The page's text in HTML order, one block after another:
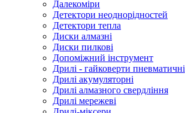
Далекоміри
Детектори неоднорідностей
Детектори тепла
Диски алмазні
Диски пилкові
Допоміжний інструмент
Дрилі - гайковерти пневматичні
Дрилі акумуляторні
Дрилі алмазного свердління
Дрилі мережеві